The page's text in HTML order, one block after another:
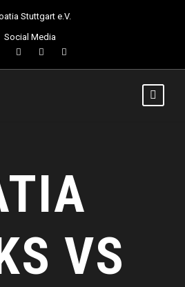
Stuttgart e.V.
Social Media
VS